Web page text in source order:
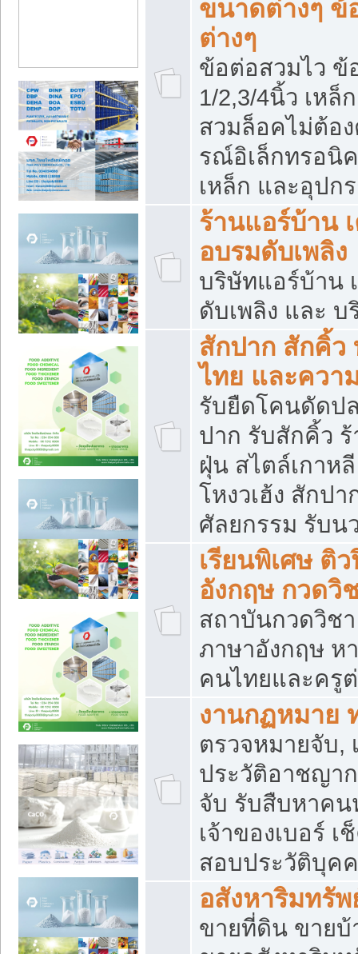
ขนาดต่างๆ ข้
ต่างๆ
ข้อต่อสวมไว ข้
1/2,3/4นิ้ว เหล็
สวมล็อคไม่ต้อ
รณ์อิเล็กทรอนิ
เหล็ก และอุปก
ร้านแอร์บ้าน
อบรมดับเพลิง
บริษัทแอร์บ้าน
ดับเพลิง และ
สักปาก สักคิ้
ไทย และควา
รับยืดโคนดัดป
ปาก รับสักคิ้ว
ฝุ่น สไตล์เกาห
โหงวเฮ้ง สักป
ศัลยกรรม รับน
เรียนพิเศษ ติ
อังกฤษ กวดวิ
สถาบันกวดวิช
ภาษาอังกฤษ ห
คนไทยและครู
งานกฏหมาย
ตรวจหมายจับ,
ประวัติอาชญา
จับ รับสืบหาคน
เจ้าของเบอร์
สอบประวัติบุค
อสังหาริมทรัพ
ขายที่ดิน ขายบ้